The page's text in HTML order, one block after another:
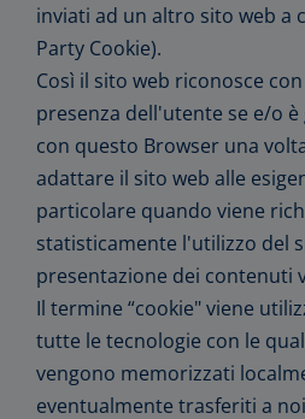
inviati ad un altro sito web a
Party Cookie).
Così il sito web riconosce
presenza dell'utente se e/o
con questo Browser una
adattare il sito web alle
particolare quando viene
statisticamente l'utilizzo del
presentazione dei contenuti
Il termine “cookie" viene
tutte le tecnologie con le
vengono memorizzati
eventualmente trasferiti a